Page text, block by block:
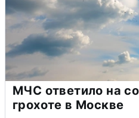
МЧС ответило на
грохоте в Москве